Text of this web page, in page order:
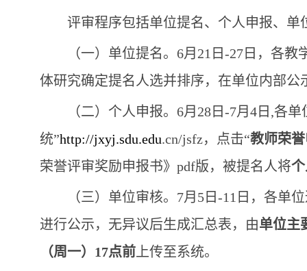
评审程序包括单位提名、个人申报、单
（一）单位提名。6月21日-27日，各
体研究确定提名人选并排序，在单位内部公
（二）个人申报。6月28日-7月4日,各
统”http://jxyj.sdu.edu.cn/jsfz，点击“教师荣
荣誉评审奖励申报书》pdf版，被提名人将
（三）单位审核。7月5日-11日，各单
进行公示，无异议后生成汇总表，由单位主
（周一）17点前 上传至系统。